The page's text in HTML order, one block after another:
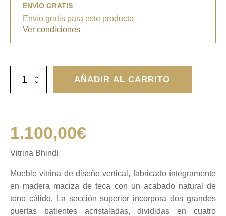
ENVÍO GRATIS
Envío gratis para este producto
Ver condiciones
Vitrina
Bhindi
cantidad
AÑADIR AL CARRITO
1.100,00€
Vitrina Bhindi
Mueble vitrina de diseño vertical, fabricado íntegramente
en madera maciza de teca con un acabado natural de
tono cálido. La sección superior incorpora dos grandes
puertas batientes acristaladas, divididas en cuatro